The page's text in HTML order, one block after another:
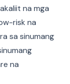
na mga
risk na
sa sinumang
na